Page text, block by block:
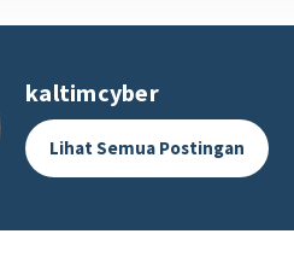
kaltimcyber
Lihat Semua Postingan